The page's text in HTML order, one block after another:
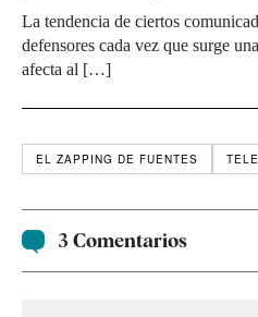
La tendencia de ciertos
defensores cada vez que surge
afecta al […]
EL ZAPPING DE FUENTES
3 Comentarios